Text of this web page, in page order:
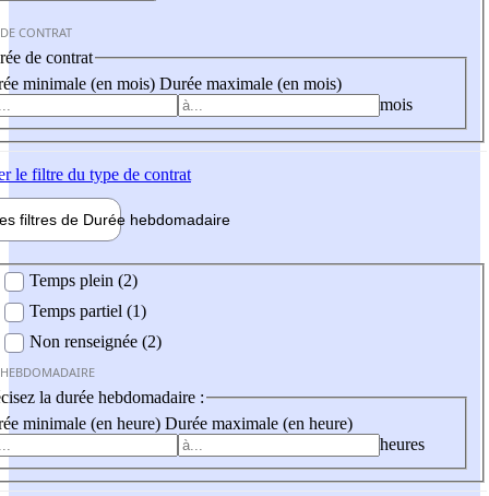
CONTRAT
de contrat
minimale (en mois) Durée maximale (en mois)
mois
le filtre du type de contrat
filtres de Durée hebdomadaire
Temps plein (2)
Temps partiel (1)
Non renseignée (2)
la durée hebdomadaire :
minimale (en heure) Durée maximale (en heure)
heures